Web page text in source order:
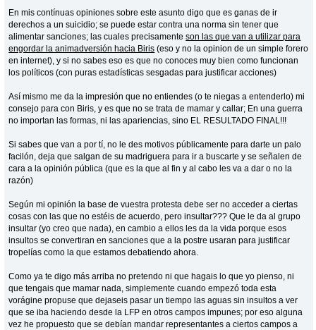
En mis contínuas opiniones sobre este asunto digo que es ganas de ir
derechos a un suicidio; se puede estar contra una norma sin tener que
alimentar sanciones; las cuales precisamenteson las que van a utilizar para
engordar la animadversión hacia Biris (eso y no la opinion de un simple forero
en internet), y si no sabes eso es que no conoces muy bien como funcionan
los políticos (con puras estadísticas sesgadas para justificar acciones)
Así mismo me da la impresión que no entiendes (o te niegas a entenderlo) mi
consejo para con Biris, y es que no se trata de mamar y callar; En una guerra
no importan las formas, ni las apariencias, sino EL RESULTADO FINAL!!!
Si sabes que van a por tí, no le des motivos públicamente para darte un palo
facilón, deja que salgan de su madriguera para ir a buscarte y se señalen de
cara a la opinión pública (que es la que al fin y al cabo les va a dar o no la
razón)
Según mi opinión la base de vuestra protesta debe ser no acceder a ciertas
cosas con las que no estéis de acuerdo, pero insultar??? Que le da al grupo
insultar (yo creo que nada), en cambio a ellos les da la vida porque esos
insultos se convertiran en sanciones que a la postre usaran para justificar
tropelías como la que estamos debatiendo ahora.
Como ya te digo más arriba no pretendo ni que hagais lo que yo pienso, ni
que tengais que mamar nada, simplemente cuando empezó toda esta
vorágine propuse que dejaseis pasar un tiempo las aguas sin insultos a ver
que se iba haciendo desde la LFP en otros campos impunes; por eso alguna
vez he propuesto que se debían mandar representantes a ciertos campos a